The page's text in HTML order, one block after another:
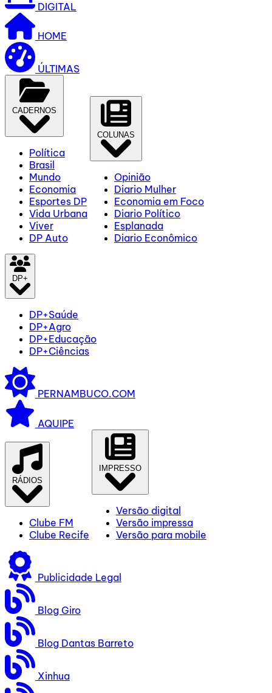
DIGITAL
HOME
ÚLTIMAS
CADERNOS
Política
Brasil
Mundo
Economia
Esportes DP
Vida Urbana
Viver
DP Auto
COLUNAS
Opinião
Diario Mulher
Economia em Foco
Diario Político
Esplanada
Diario Econômico
DP+
DP+Saúde
DP+Agro
DP+Educação
DP+Ciências
PERNAMBUCO.COM
AQUIPE
RÁDIOS
Clube FM
Clube Recife
IMPRESSO
Versão digital
Versão impressa
Versão para mobile
Publicidade Legal
Blog Giro
Blog Dantas Barreto
Xinhua